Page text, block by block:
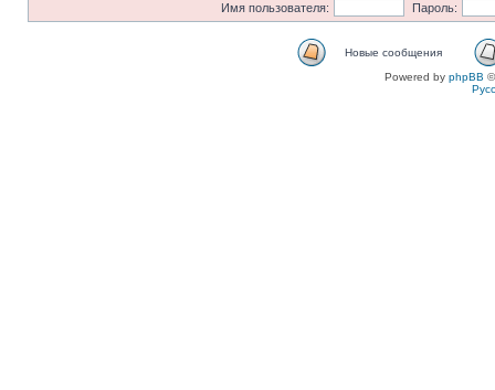
Имя пользователя: Пароль:
Новые сообщения
Powered by phpBB